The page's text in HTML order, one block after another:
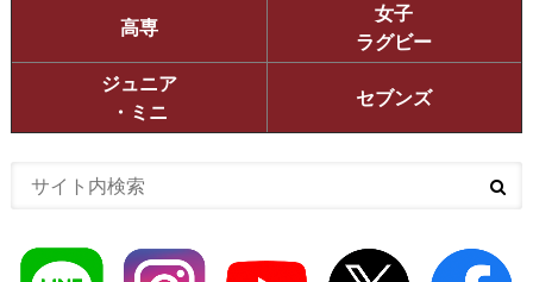
高専
女子
ラグビー
ジュニア
・ミニ
セブンズ